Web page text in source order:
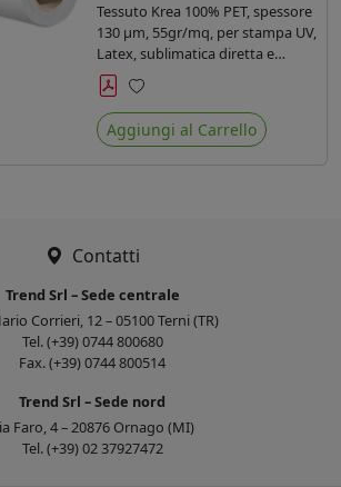
Tessuto Krea 100% PET, spessore
130 µm, 55gr/mq, per stampa UV,
Latex, sublimatica diretta e
indiretta.
Preferiti
Aggiungi al Carrello
Contatti
Trend Srl – Sede centrale
Corrieri, 12 – 05100 Terni (TR)
Tel. (+39) 0744 800680
Fax. (+39) 0744 800514
Trend Srl – Sede nord
Faro, 4 – 20876 Ornago (MI)
Tel. (+39) 02 37927472